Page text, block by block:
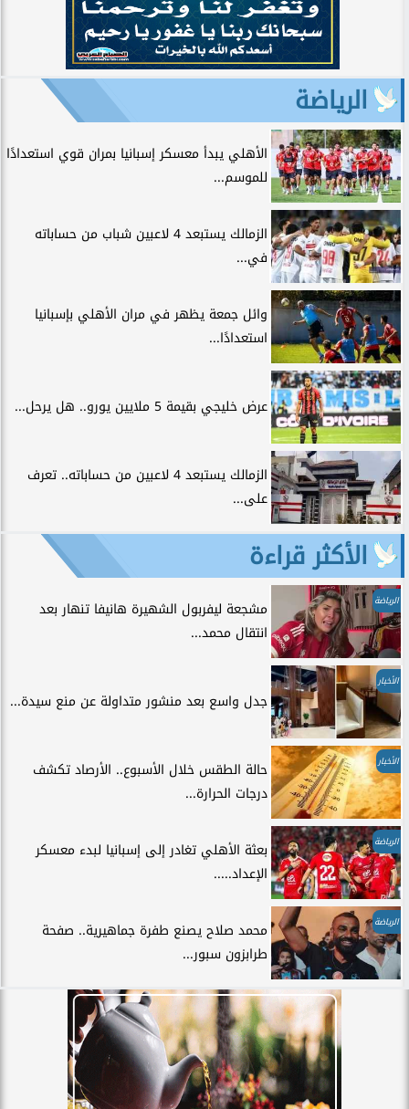
الرياضة
الأهلي يبدأ معسكر إسبانيا بمران قوي استعدادًا
للموسم...
الزمالك يستبعد 4 لاعبين شباب من حساباته
في...
وائل جمعة يظهر في مران الأهلي بإسبانيا
استعدادًا...
عرض خليجي بقيمة 5 ملايين يورو.. هل يرحل...
الزمالك يستبعد 4 لاعبين من حساباته.. تعرف
على...
الأكثر قراءة
الرياضة
مشجعة ليفربول الشهيرة هانيفا تنهار بعد
انتقال محمد...
الأخبار
جدل واسع بعد منشور متداولة عن منع سيدة...
الأخبار
حالة الطقس خلال الأسبوع.. الأرصاد تكشف
درجات الحرارة...
الرياضة
بعثة الأهلي تغادر إلى إسبانيا لبدء معسكر
الإعداد.....
الرياضة
محمد صلاح يصنع طفرة جماهيرية.. صفحة
طرابزون سبور...